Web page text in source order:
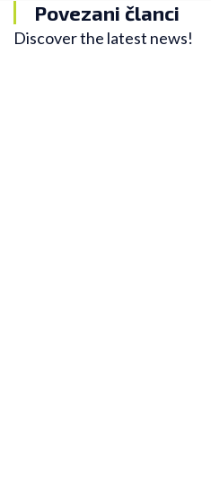
Povezani članci
Discover the latest news!